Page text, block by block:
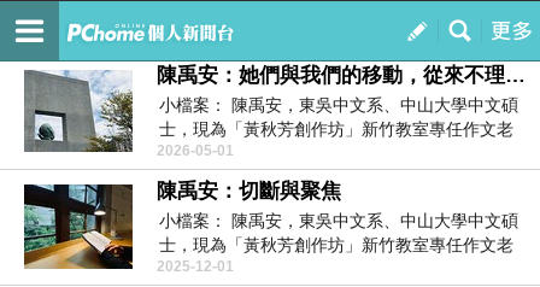
我的
訂閱
曙色羽翼
陳禹安：她們與我們的移動，從來不理所當然
小檔案： 陳禹安，東吳中文系、中山大學中文碩
士，現為「黃秋芳創作坊」新竹教室專任作文老
師。曾任《小...
2026-05-01
陳禹安：切斷與聚焦
小檔案： 陳禹安，東吳中文系、中山大學中文碩
士，現為「黃秋芳創作坊」新竹教室專任作文老
師。曾任《小...
2025-12-01